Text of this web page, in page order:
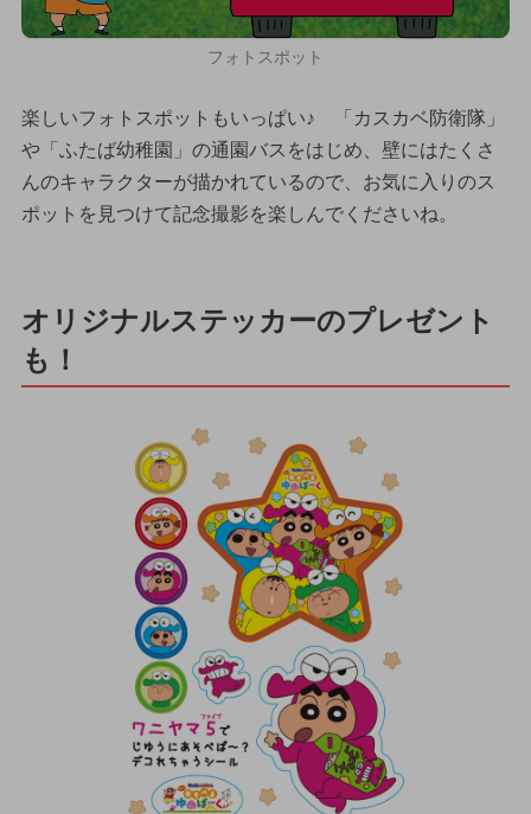
フォトスポット
楽しいフォトスポットもいっぱい♪ 「カスカベ防衛隊」
や「ふたば幼稚園」の通園バスをはじめ、壁にはたくさ
んのキャラクターが描かれているので、お気に入りのス
ポットを見つけて記念撮影を楽しんでくださいね。
オリジナルステッカーのプレゼント
も！